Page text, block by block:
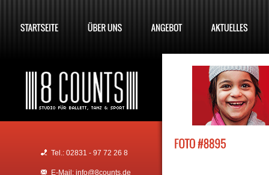
Tel.: 02831 - 97 72 26 8
E-Mail: info@8counts.de